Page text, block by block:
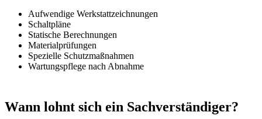
Aufwendige Werkstattzeichnungen
Schaltpläne
Statische Berechnungen
Materialprüfungen
Spezielle Schutzmaßnahmen
Wartungspflege nach Abnahme
Wann lohnt sich ein Sachverständiger?